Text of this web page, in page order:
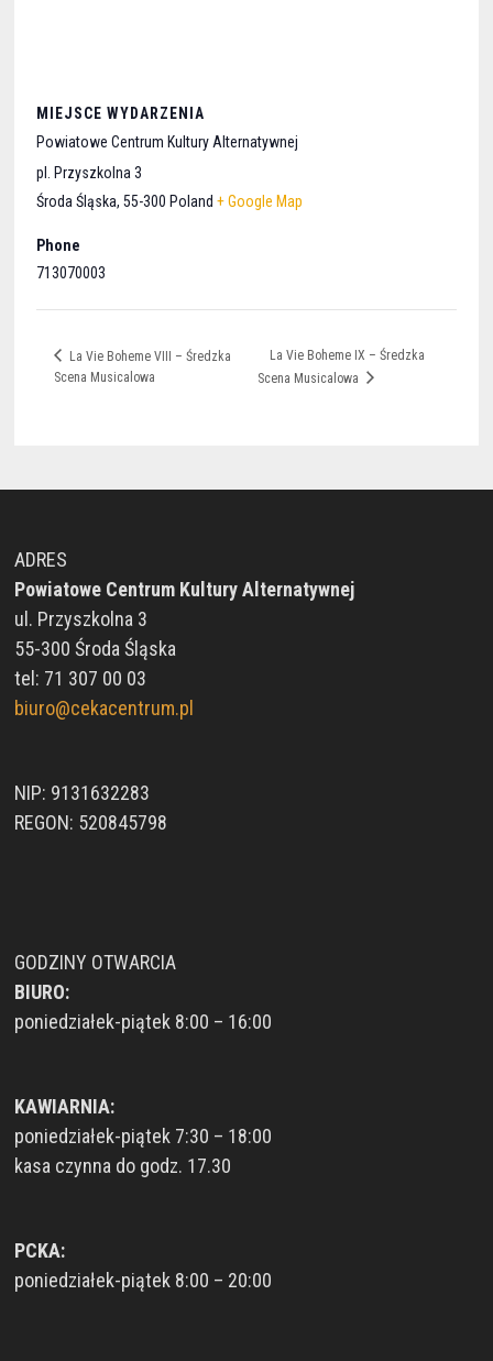
MIEJSCE WYDARZENIA
Powiatowe Centrum Kultury Alternatywnej
pl. Przyszkolna 3
Środa Śląska, 55-300 Poland + Google Map
Phone
713070003
La Vie Boheme VIII – Średzka
Scena Musicalowa
La Vie Boheme IX – Średzka
Scena Musicalowa
ADRES
Powiatowe Centrum Kultury Alternatywnej
ul. Przyszkolna 3
55-300 Środa Śląska
tel: 71 307 00 03
biuro@cekacentrum.pl
NIP: 9131632283
REGON: 520845798
GODZINY OTWARCIA
BIURO:
poniedziałek-piątek 8:00 – 16:00
KAWIARNIA:
poniedziałek-piątek 7:30 – 18:00
kasa czynna do godz. 17.30
PCKA:
poniedziałek-piątek 8:00 – 20:00